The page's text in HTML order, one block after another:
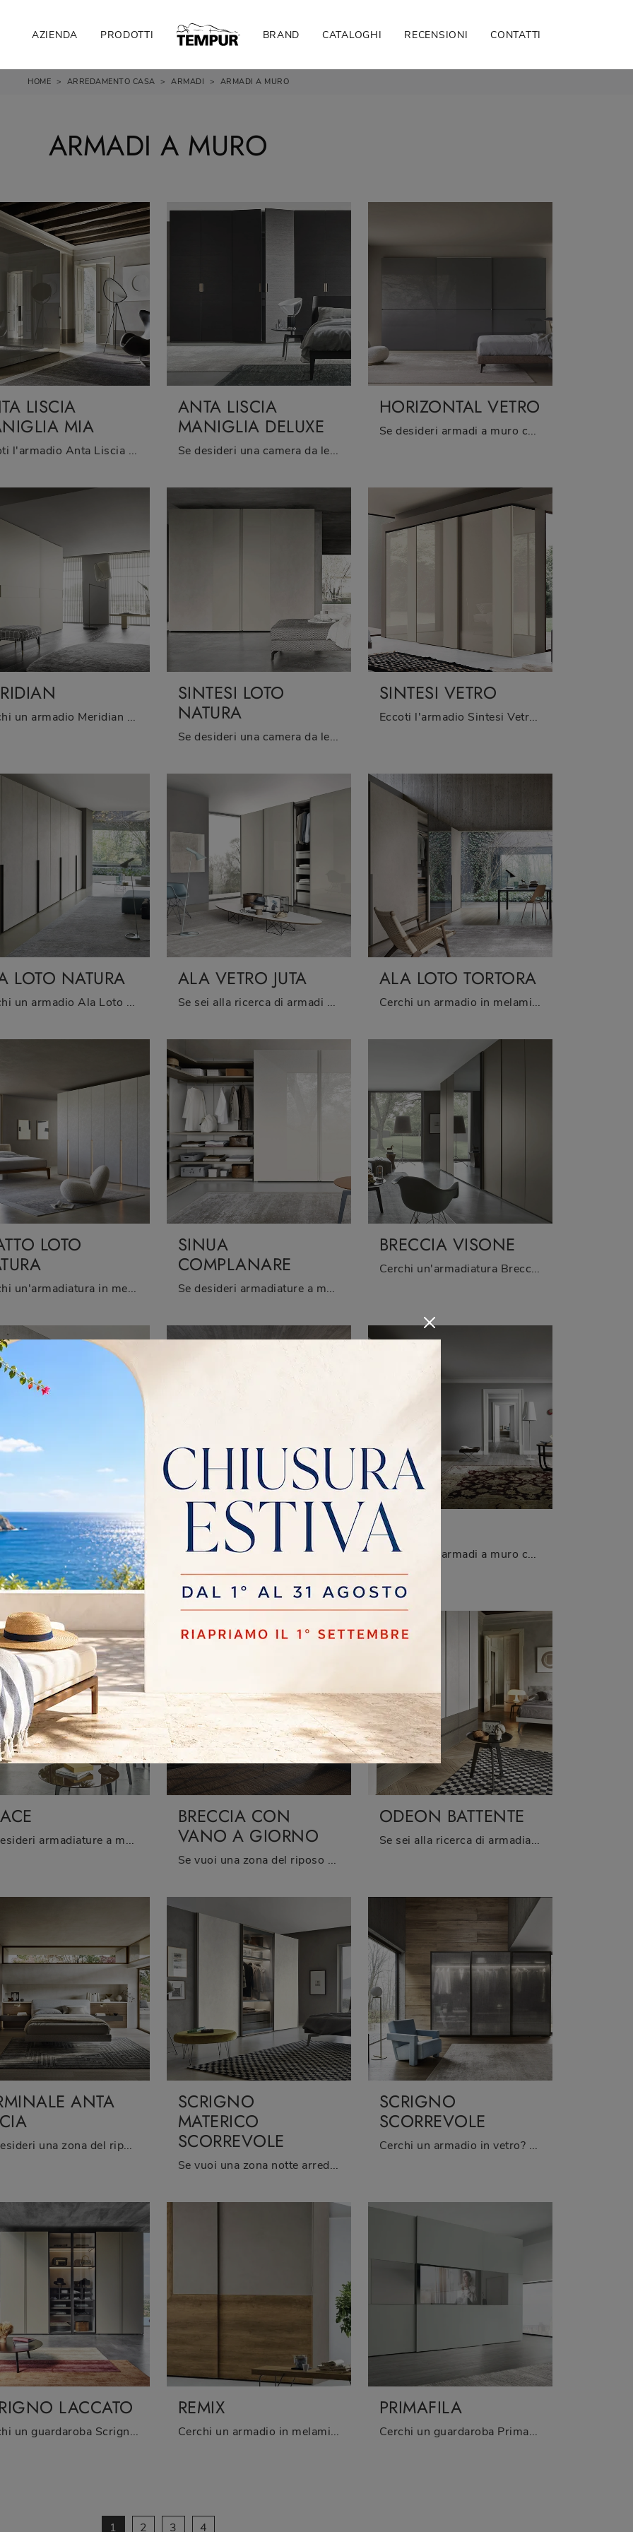
AZIENDA PRODOTTI BRAND CATALOGHI RECENSIONI CONTATTI
HOME > ARREDAMENTO CASA > ARMADI > ARMADI A MURO
ARMADI A MURO
LISCIA
MIA
Eccoti l'armadio Anta Liscia Maniglia Mia in laccato lucido di Sangiacomo! Una ricca gamma di armadi a muro con ante scorrevoli.
ANTA LISCIA
MANIGLIA DELUXE
Se desideri una camera da letto arredata al meglio, scegli l'armadio Anta Liscia Maniglia Deluxe con ante battenti di Sangiacomo!
HORIZONTAL VETRO
Se desideri armadi a muro con ante scorrevoli, clicca e scopri l'armadio Horizontal Vetro di Sangiacomo in vetro.
Cerchi un armadio Meridian Sangiacomo? Clicca subito! Gli armadi a muro con ante scorrevoli ti aspettano.
SINTESI LOTO
NATURA
Se desideri una camera da letto ben arredata, scegli l'armadio Sintesi Loto Natura con ante scorrevoli di Sangiacomo!
SINTESI VETRO
Eccoti l'armadio Sintesi Vetro in vetro di Sangiacomo! Un ricco catalogo di armadi a muro con ante scorrevoli.
LOTO NATURA
Cerchi un armadio Ala Loto Natura Sangiacomo? Clicca subito! Gli armadi a muro con ante battenti ti attendono.
ALA VETRO JUTA
Se sei alla ricerca di armadi a muro con ante scorrevoli, clicca e scopri l'armadio Ala Vetro Juta di Sangiacomo in vetro.
ALA LOTO TORTORA
Cerchi un armadio in melaminico? Clicca e scopri armadiature a muro con ante scorrevoli di Sangiacomo.
LOTO
Cerchi un'armadiatura in melaminico? Clicca e scopri armadi a muro con ante battenti di Sangiacomo.
SINUA
COMPLANARE
Se desideri armadiature a muro con ante scorrevoli, clicca e scopri l'armadio Sinua Complanare di Sangiacomo in laccato lucido.
BRECCIA VISONE
Cerchi un'armadiatura Breccia Visone Sangiacomo? Clicca subito! Gli armadi a muro con ante battenti ti attendono.
Eccoti l'armadio Breccia Scorrevole in laccato lucido di Sangiacomo! Una ricca gamma di armadi a muro con ante scorrevoli.
TRAIL VELA
Se desideri armadi a muro con ante battenti, clicca e scopri l'armadio Vela di Sangiacomo in laccato opaco.
Se desideri armadiature a muro con ante battenti, clicca e scopri l'armadio Grace di Sangiacomo in laccato opaco.
BRECCIA CON
VANO A GIORNO
Se vuoi una zona del riposo ammobiliata al meglio, scegli l'armadio Breccia con Vano a Giorno con ante battenti di Sangiacomo!
ODEON BATTENTE
Se sei alla ricerca di armadiature a muro con ante battenti, clicca e scopri l'armadio Odeon Battente di Sangiacomo in melaminico.
ANTA
Se desideri una zona del riposo arredata al meglio, scegli l'armadio Terminale Anta Liscia con ante battenti di Sangiacomo!
SCRIGNO
MATERICO
SCORREVOLE
Se vuoi una zona notte arredata con gusto, scegli l'armadio Scrigno Materico Scorrevole con ante scorrevoli di Sangiacomo!
SCRIGNO
SCORREVOLE
Cerchi un armadio in vetro? Clicca e scopri armadiature a muro con ante scorrevoli di Sangiacomo.
LACCATO
Cerchi un guardaroba Scrigno Laccato Sangiacomo? Clicca subito! Gli armadi a muro con ante battenti ti aspettano.
REMIX
Cerchi un armadio in melaminico? Clicca e scopri armadiature a muro con ante scorrevoli di Tomasella.
PRIMAFILA
Cerchi un guardaroba Primafila Tomasella? Clicca subito! Gli armadi a muro con ante scorrevoli ti attendono.
1 2 3 4